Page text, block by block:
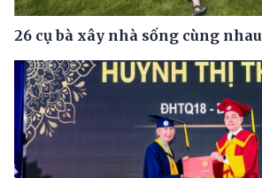
26 cụ bà xây nhà sống cùng nhau